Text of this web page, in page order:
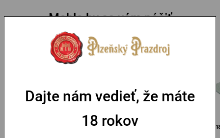
Mohlo by sa vám páčiť
Čiapka Pilsner Urquell
Slamák Kozel
Dajte nám vedieť, že máte
18 rokov